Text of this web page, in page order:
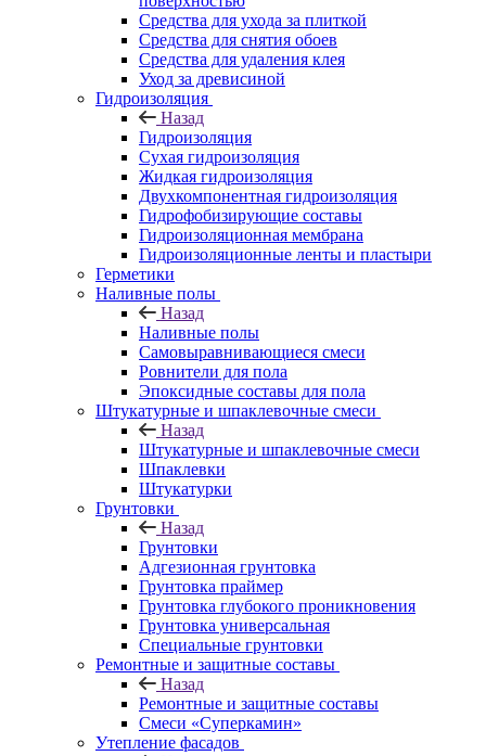
Средства для ухода за плиткой
Средства для снятия обоев
Средства для удаления клея
Уход за древисиной
Гидроизоляция
Назад
Гидроизоляция
Сухая гидроизоляция
Жидкая гидроизоляция
Двухкомпонентная гидроизоляция
Гидрофобизирующие составы
Гидроизоляционная мембрана
Гидроизоляционные ленты и пластыри
Герметики
Наливные полы
Назад
Наливные полы
Самовыравнивающиеся смеси
Ровнители для пола
Эпоксидные составы для пола
Штукатурные и шпаклевочные смеси
Назад
Штукатурные и шпаклевочные смеси
Шпаклевки
Штукатурки
Грунтовки
Назад
Грунтовки
Адгезионная грунтовка
Грунтовка праймер
Грунтовка глубокого проникновения
Грунтовка универсальная
Специальные грунтовки
Ремонтные и защитные составы
Назад
Ремонтные и защитные составы
Смеси «Суперкамин»
Утепление фасадов